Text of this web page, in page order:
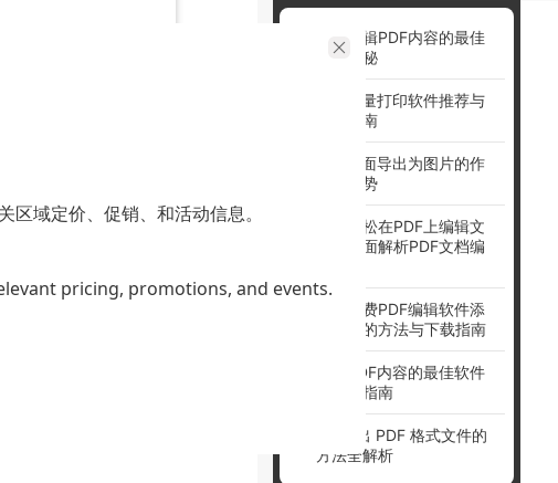
域定价、促销、和活动信息。
pricing, promotions, and events.
免费编辑PDF内容的最佳
方法揭秘
PDF批量打印软件推荐与
使用指南
PDF页面导出为图片的作
用和优势
如何轻松在PDF上编辑文
字？全面解析PDF文档编
使用免费PDF编辑软件添
加附件的方法与下载指南
修改PDF内容的最佳软件
与详细指南
PS 导出 PDF 格式文件的
方法全解析